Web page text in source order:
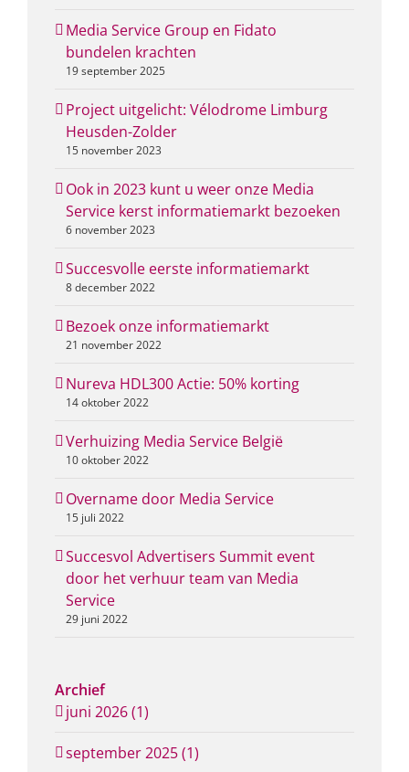
Media Service Group en Fidato
bundelen krachten
19 september 2025
Project uitgelicht: Vélodrome Limburg
Heusden-Zolder
15 november 2023
Ook in 2023 kunt u weer onze Media
Service kerst informatiemarkt bezoeken
6 november 2023
Succesvolle eerste informatiemarkt
8 december 2022
Bezoek onze informatiemarkt
21 november 2022
Nureva HDL300 Actie: 50% korting
14 oktober 2022
Verhuizing Media Service België
10 oktober 2022
Overname door Media Service
15 juli 2022
Succesvol Advertisers Summit event
door het verhuur team van Media
Service
29 juni 2022
Archief
juni 2026 (1)
september 2025 (1)